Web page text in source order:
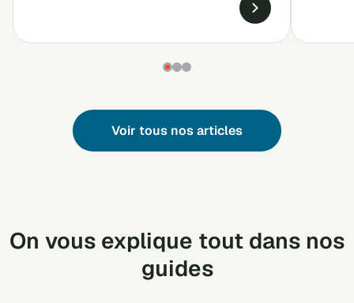
Voir tous nos articles
On vous explique tout dans nos
guides